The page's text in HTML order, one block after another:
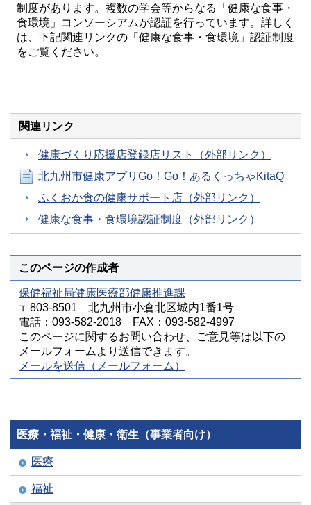
制度があります。複数の学会等からなる「健康な食事・
食環境」コンソーシアムが認証を行っています。詳しく
は、下記関連リンクの「健康な食事・食環境」認証制度
をご覧ください。
関連リンク
健康づくり応援店登録店リスト（外部リンク）
北九州市健康アプリGo！Go！あるくっちゃKitaQ
ふくおか食の健康サポート店（外部リンク）
健康な食事・食環境認証制度（外部リンク）
このページの作成者
保健福祉局健康医療部健康推進課
〒803-8501 北九州市小倉北区城内1番1号
電話：093-582-2018 FAX：093-582-4997
このページに関するお問い合わせ、ご意見等は以下の
メールフォームより送信できます。
メールを送信（メールフォーム）
医療・福祉・健康・衛生（事業者向け）
医療
福祉